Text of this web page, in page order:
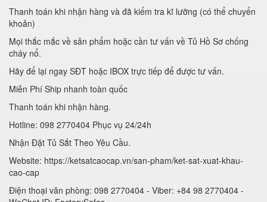
Thanh toán khi nhận hàng và đã kiểm tra kĩ lưỡng (có thể chuyển
khoản)
Mọi thắc mắc về sản phẩm hoặc cần tư vấn về Tủ Hồ Sơ chống
cháy nổ.
Hãy để lại ngay SĐT hoặc IBOX trực tiếp để được tư vấn.
Miễn Phí Ship nhanh toàn quốc
Thanh toán khi nhận hàng.
Hotline: 098 2770404 Phục vụ 24/24h
Nhận Đặt Tủ Sắt Theo Yêu Cầu.
Website: https://ketsatcaocap.vn/san-pham/ket-sat-xuat-khau-
cao-cap
Điện thoại văn phòng: 098 2770404 - Viber: +84 98 2770404 -